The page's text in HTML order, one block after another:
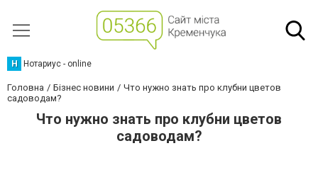
Н Нотариус - online
Головна Бізнес новини
Что нужно знать про клубни цветов
садоводам?
Что нужно знать про клубни цветов
садоводам?